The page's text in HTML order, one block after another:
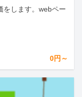
をします。webペー
0円～